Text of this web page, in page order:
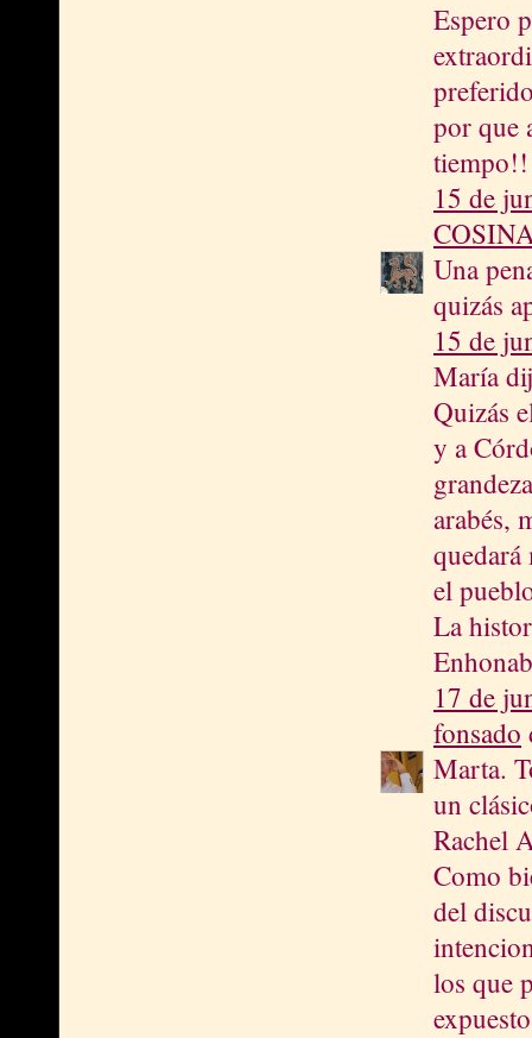
Espero
por que
15 de
Una
quizás
15 de
María
Quizás
y a
arabés,
el
La
17 de
fonsado
Marta.
un
Rachel
Como
del
los que